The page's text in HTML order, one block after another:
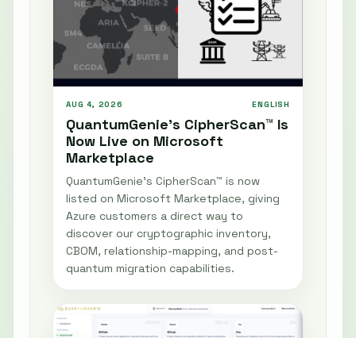
AUG 4, 2026 ENGLISH
QuantumGenie’s CipherScan™ Is
Now Live on Microsoft
Marketplace
QuantumGenie’s CipherScan™ is now
listed on Microsoft Marketplace, giving
Azure customers a direct way to
discover our cryptographic inventory,
CBOM, relationship-mapping, and post-
quantum migration capabilities.